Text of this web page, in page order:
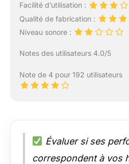
Facilité d’utilisation :
Qualité de fabrication :
Niveau sonore :
Notes des utilisateurs 4.0/5
Note de 4 pour 192 utilisateurs
Évaluer si ses
correspondent à vos